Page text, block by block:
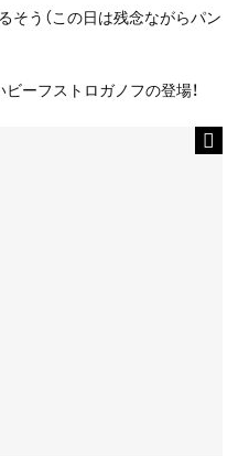
そう（この日は残念ながらパン
ーフストロガノフの登場！